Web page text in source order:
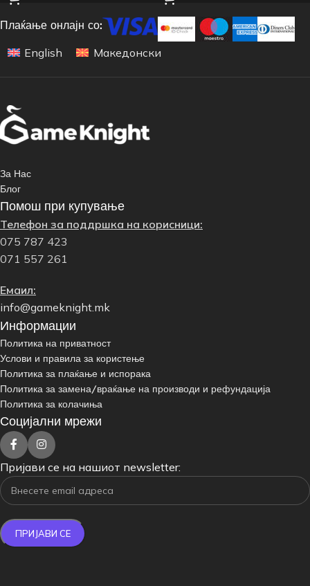
Плаќање онлајн со:
English
Македонски
За Нас
Блог
Помош при купување
Телефон за поддршка на корисници:
075 787 423
071 557 261
Емаил:
info@gameknight.mk
Информации
Политика на приватност
Услови и правила за користење
Политика за плаќање и испорака
Политика за замена/враќање на производи и рефундација
Политика за колачиња
Социјални мрежи
Пријави се на нашиот newsletter: